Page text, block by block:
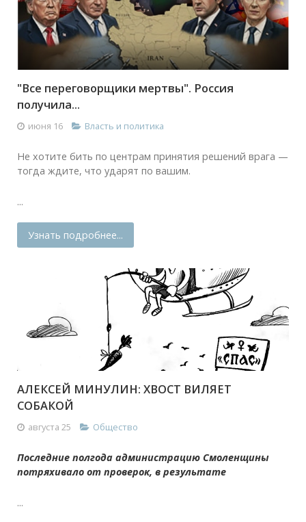
"Все переговорщики мертвы". Россия
получила...
июня 16 Власть и политика
Не хотите бить по центрам принятия решений врага —
тогда ждите, что ударят по вашим.
...
Узнать подробнее...
АЛЕКСЕЙ МИНУЛИН: ХВОСТ ВИЛЯЕТ
СОБАКОЙ
августа 25 Общество
Последние полгода администрацию Смоленщины
потряхивало от проверок, в результате
...